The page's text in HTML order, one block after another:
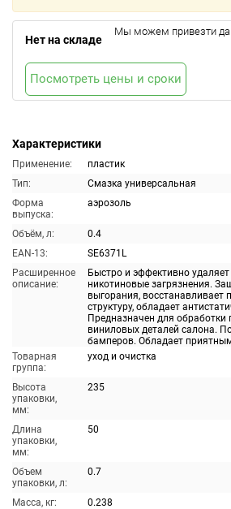
Характеристики
Применение:
пластик
Тип:
Смазка универсальная
Форма
выпуска:
аэрозоль
Объём, л:
0.4
EAN-13:
SE6371L
Расширенное
описание:
Быстро и эффективно
никотиновые загрязнения.
выгорания, восстанавливает
структуру, обладает
Предназначен для обработки
виниловых деталей салона.
бамперов. Обладает
Товарная
группа:
уход и очистка
Высота
упаковки,
мм:
235
Длина
упаковки,
мм:
50
Объем
упаковки, л:
0.7
Масса, кг:
0.238
Нет на складе
Мы можем привезти
Посмотреть цены и сроки